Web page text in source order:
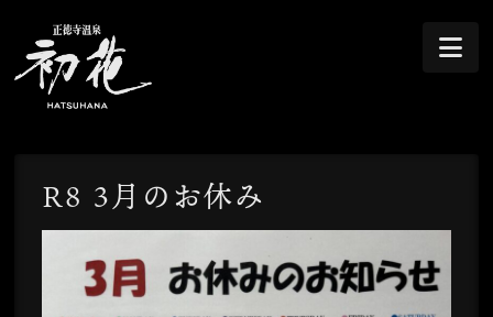
R8 3月のお休み